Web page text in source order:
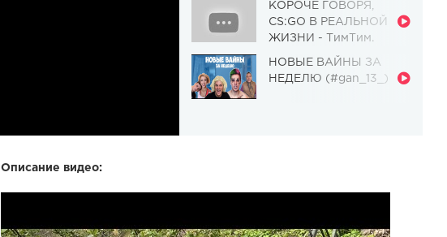
КОРОЧЕ ГОВОРЯ,
CS:GO В РЕАЛЬНОЙ
ЖИЗНИ - ТимТим.
НОВЫЕ ВАЙНЫ ЗА
НЕДЕЛЮ (#gan_13_)
Описание видео: